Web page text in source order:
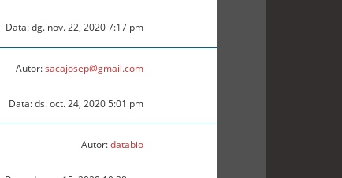
Data: dg. nov. 22, 2020 7:17 pm
Autor:sacajosep@gmail.com
Data: ds. oct. 24, 2020 5:01 pm
Autor:databio